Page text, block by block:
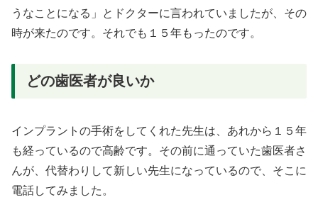
うなことになる」とドクターに言われていましたが、その
時が来たのです。それでも１５年もったのです。
どの歯医者が良いか
インプラントの手術をしてくれた先生は、あれから１５年
も経っているので高齢です。その前に通っていた歯医者さ
んが、代替わりして新しい先生になっているので、そこに
電話してみました。